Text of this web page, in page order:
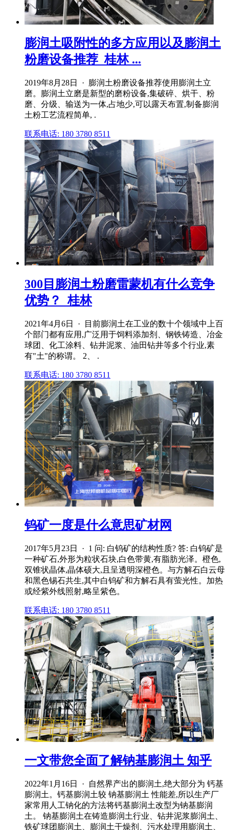
膨润土吸附性的多方应用以及膨润土
粉磨设备推荐_桂林 ...
2019年8月28日 · 膨润土粉磨设备推荐使用膨润土立
磨。膨润土立磨是新型的磨粉设备,集破碎、烘干、粉
磨、分级、输送为一体,占地少,可以露天布置,制备膨润
土粉工艺流程简单, .
联系电话: 180 3780 8511
300目膨润土粉磨雷蒙机有什么竞争
优势？_桂林
2021年4月6日 · 目前膨润土在工业的数十个领域中上百
个部门都有应用,广泛用于饲料添加剂、钢铁铸造、冶金
球团、化工涂料、钻井泥浆、油田钻井等多个行业,素
有"土"的称谓。 2、 .
联系电话: 180 3780 8511
钨矿一度是什么意思矿材网
2017年5月23日 · 1 问: 白钨矿的结构性质? 答: 白钨矿是
一种矿石,外形为粒状石块,白色带黄,有脂肪光泽。橙色,
双锥状晶体,晶体硕大,且呈透明深橙色。与方解石白云母
和黑色锡石共生,其中白钨矿和方解石具有萤光性。加热
或经紫外线照射,略呈紫色。
联系电话: 180 3780 8511
一文带您全面了解钠基膨润土 知乎
2022年1月16日 · 自然界产出的膨润土,绝大部分为 钙基
膨润土。钙基膨润土较 钠基膨润土 性能差,所以生产厂
家常用人工钠化的方法将钙基膨润土改型为钠基膨润
土。 钠基膨润土在铸造膨润土行业、钻井泥浆膨润土、
铁矿球团膨润土、膨润土干燥剂、污水处理用膨润土、